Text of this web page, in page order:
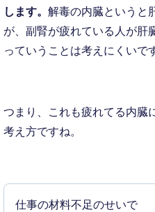
します。 解毒の内臓というと
が、副腎が疲れている人が肝
っていうことは考えにくいで
つまり、これも疲れてる内臓
考え方ですね。
仕事の材料不足のせいで